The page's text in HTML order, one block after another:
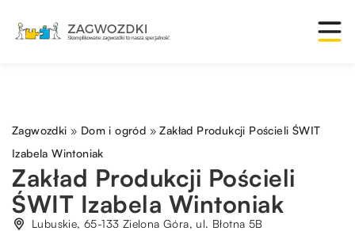
Zagwozdki » Dom i ogród »Zakład Produkcji Pościeli ŚWIT
Izabela Wintoniak
Zakład Produkcji Pościeli
ŚWIT Izabela Wintoniak
Lubuskie, 65-133 Zielona Góra, ul. Błotna 5B